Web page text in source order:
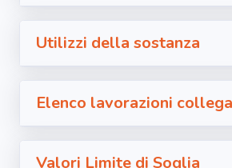
Utilizzi della sostanza
Elenco lavorazioni
Valori Limite di Soglia